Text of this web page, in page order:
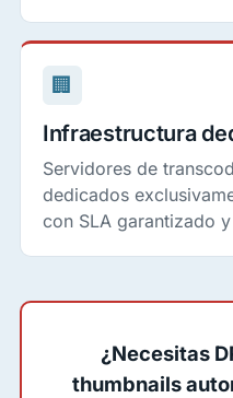
🏢
Infraestructura
Servidores de
dedicados
con SLA garantizado
¿Necesitas
thumbnails